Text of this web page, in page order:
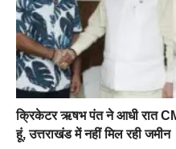
क्रिकेटर ऋषभ पंत ने आधी रात
हूं, उत्तराखंड में नहीं मिल रही जमीन